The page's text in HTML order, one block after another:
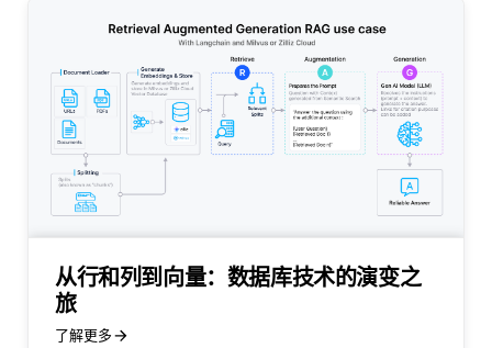
从行和列到向量：数据库技术的演变之
旅
了解更多